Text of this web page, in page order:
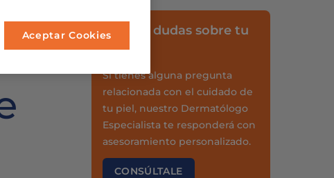
¿Tienes dudas sobre tu
piel?
Si tienes alguna pregunta
relacionada con el cuidado de
tu piel, nuestro Dermatólogo
Especialista te responderá con
asesoramiento personalizado.
CONSÚLTALE
Aceptar Cookies